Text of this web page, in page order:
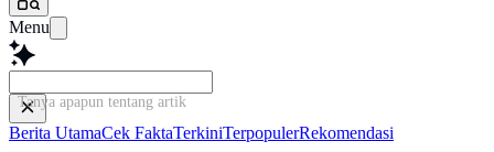
Menu
Tanya apapun tentang artikel ini...
Berita UtamaCek FaktaTerkiniTerpopulerRekomendasi